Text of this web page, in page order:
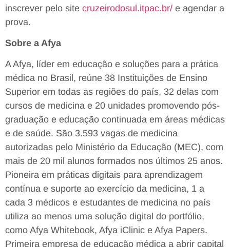
inscrever pelo site cruzeirodosul.itpac.br/ e agendar a
prova.
Sobre a Afya
A Afya, líder em educação e soluções para a prática
médica no Brasil, reúne 38 Instituições de Ensino
Superior em todas as regiões do país, 32 delas com
cursos de medicina e 20 unidades promovendo pós-
graduação e educação continuada em áreas médicas
e de saúde. São 3.593 vagas de medicina
autorizadas pelo Ministério da Educação (MEC), com
mais de 20 mil alunos formados nos últimos 25 anos.
Pioneira em práticas digitais para aprendizagem
contínua e suporte ao exercício da medicina, 1 a
cada 3 médicos e estudantes de medicina no país
utiliza ao menos uma solução digital do portfólio,
como Afya Whitebook, Afya iClinic e Afya Papers.
Primeira empresa de educação médica a abrir capital